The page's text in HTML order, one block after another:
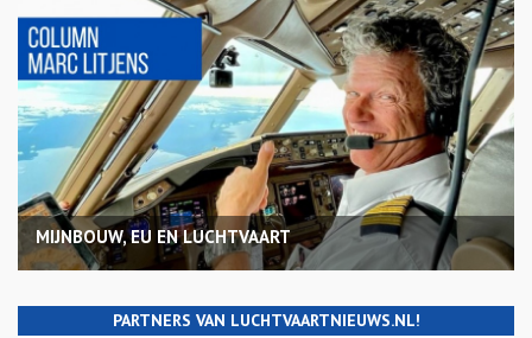
MIJNBOUW, EU EN LUCHTVAART
PARTNERS VAN LUCHTVAARTNIEUWS.NL!